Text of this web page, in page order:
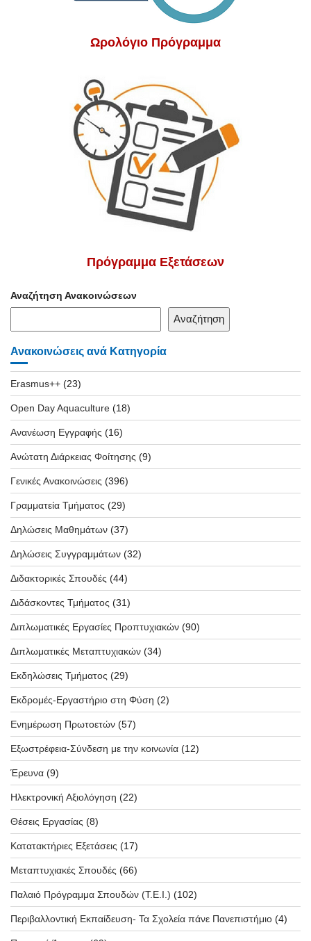
Ωρολόγιο Πρόγραμμα
Πρόγραμμα Εξετάσεων
Αναζήτηση Ανακοινώσεων
Αναζήτηση
Ανακοινώσεις ανά Κατηγορία
Erasmus++ (23)
Open Day Aquaculture (18)
Ανανέωση Εγγραφής (16)
Ανώτατη Διάρκειας Φοίτησης (9)
Γενικές Ανακοινώσεις (396)
Γραμματεία Τμήματος (29)
Δηλώσεις Μαθημάτων (37)
Δηλώσεις Συγγραμμάτων (32)
Διδακτορικές Σπουδές (44)
Διδάσκοντες Τμήματος (31)
Διπλωματικές Εργασίες Προπτυχιακών (90)
Διπλωματικές Μεταπτυχιακών (34)
Εκδηλώσεις Τμήματος (29)
Εκδρομές-Εργαστήριο στη Φύση (2)
Ενημέρωση Πρωτοετών (57)
Εξωστρέφεια-Σύνδεση με την κοινωνία (12)
Έρευνα (9)
Ηλεκτρονική Αξιολόγηση (22)
Θέσεις Εργασίας (8)
Κατατακτήριες Εξετάσεις (17)
Μεταπτυχιακές Σπουδές (66)
Παλαιό Πρόγραμμα Σπουδών (T.E.I.) (102)
Περιβαλλοντική Εκπαίδευση- Τα Σχολεία πάνε Πανεπιστήμιο (4)